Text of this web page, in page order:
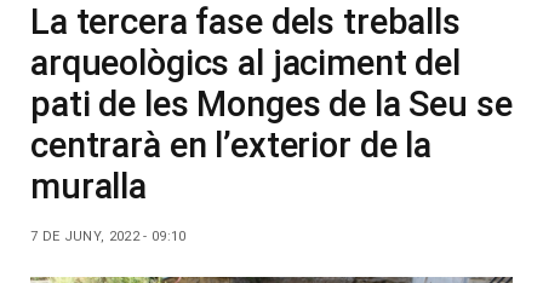
La tercera fase dels treballs
arqueològics al jaciment del
pati de les Monges de la Seu se
centrarà en l’exterior de la
muralla
7 DE JUNY, 2022 - 09:10